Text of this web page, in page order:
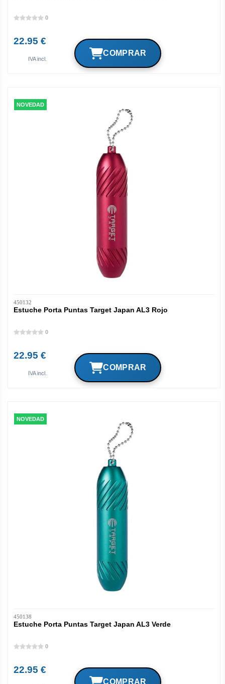
0
22.95 €
IVA incl.
NOVEDAD
450132
Estuche Porta Puntas Target Japan AL3 Rojo
0
22.95 €
IVA incl.
NOVEDAD
450138
Estuche Porta Puntas Target Japan AL3 Verde
0
22.95 €